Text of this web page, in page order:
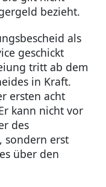
bezieht.
als
geschickt
tritt ab dem
in Kraft.
ersten acht
kann nicht vor
des
sondern erst
über den